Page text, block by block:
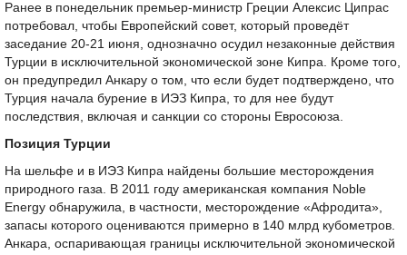
Ранее в понедельник премьер-министр Греции Алексис Ципрас
потребовал, чтобы Европейский совет, который проведёт
заседание 20-21 июня, однозначно осудил незаконные действия
Турции в исключительной экономической зоне Кипра. Кроме того,
он предупредил Анкару о том, что если будет подтверждено, что
Турция начала бурение в ИЭЗ Кипра, то для нее будут
последствия, включая и санкции со стороны Евросоюза.
Позиция Турции
На шельфе и в ИЭЗ Кипра найдены большие месторождения
природного газа. В 2011 году американская компания Noble
Energy обнаружила, в частности, месторождение «Афродита»,
запасы которого оцениваются примерно в 140 млрд кубометров.
Анкара, оспаривающая границы исключительной экономической